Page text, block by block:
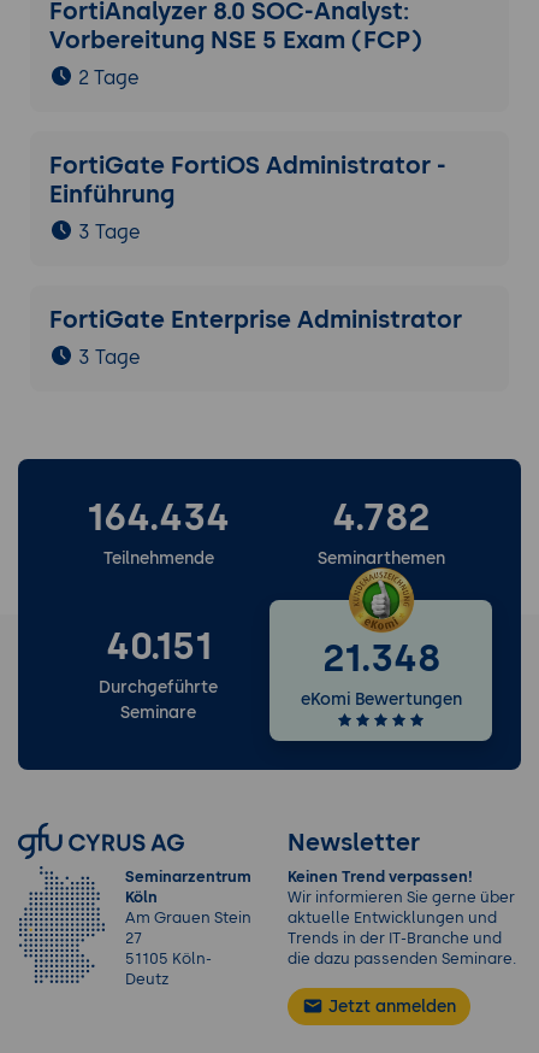
FortiAnalyzer 8.0 SOC-Analyst:
Vorbereitung NSE 5 Exam (FCP)
2 Tage
FortiGate FortiOS Administrator -
Einführung
3 Tage
FortiGate Enterprise Administrator
3 Tage
164.434
Teilnehmende
4.782
Seminarthemen
40.151
Durchgeführte
Seminare
21.348
eKomi Bewertungen
Seminarzentrum
Köln
Am Grauen Stein
27
51105 Köln-
Deutz
Newsletter
Keinen Trend verpassen!
Wir informieren Sie gerne über
aktuelle Entwicklungen und
Trends in der IT-Branche und
die dazu passenden Seminare.
Jetzt anmelden